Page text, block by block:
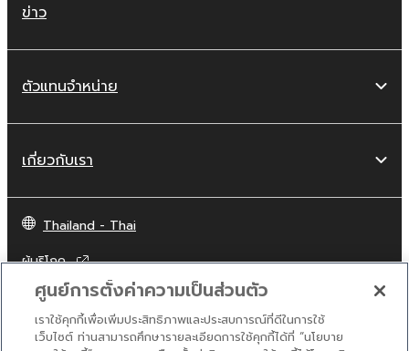
ข่าว
ตัวแทนจำหน่าย
เกี่ยวกับเรา
Thailand - Thai
ผู้บริโภค
ติดต่อเรา เงื่อนไขการใช้งาน
นโยบายส่วนบุคคล
ศูนย์การตั้งค่าความเป็นส่วนตัว
เราใช้คุกกี้เพื่อเพิ่มประสิทธิภาพและประสบการณ์ที่ดีในการใช้
เว็บไซต์ ท่านสามารถศึกษารายละเอียดการใช้คุกกี้ได้ที่ “นโยบาย